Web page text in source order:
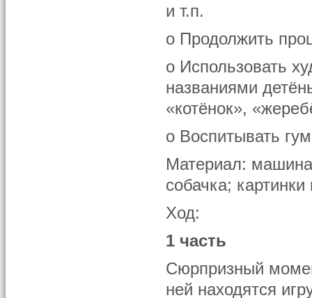
и т.п.
o Продолжить
o Использовать
названиями
«котёнок»,
o Воспитывать
Материал:
собачка;
Ход:
1 часть
Сюрпризный
ней находятся